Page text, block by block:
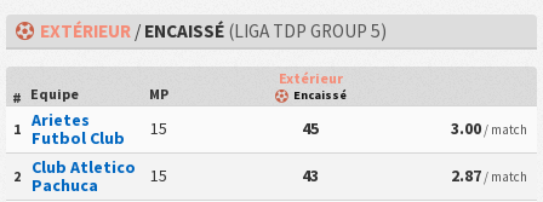
EXTÉRIEUR /ENCAISSÉ(LIGA TDP GROUP 5)
# Equipe MP
Extérieur
Encaissé
1 Arietes
Futbol Club
15 45 3.00/ match
2
Club Atletico
Pachuca
15 43 2.87/ match